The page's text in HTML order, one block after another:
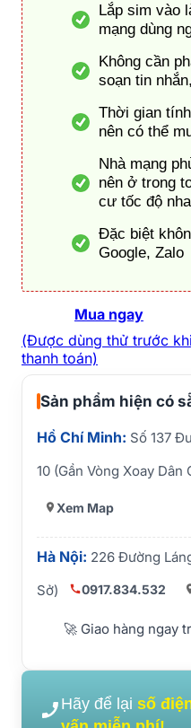
Lắp sim vào
mạng dùng
Không cần
soạn tin
Thời gian
nên có thể
Nhà mạng
nên ở trong
cư tốc độ
Đặc biệt
Google, Zalo
Mua ngay
(Được dùng thử trước khi
thanh toán)
Sản phẩm hiện có
Hồ Chí Minh: Số 137
10 (Gần Vòng Xoay Dân
Xem Map
Hà Nội: 226 Đường
Sở)
0917.834.532
🚀 Giao hàng ngay
Hãy để lại số